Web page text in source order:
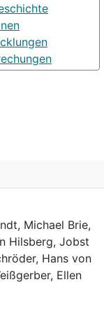
Michael Brie,
Hilsberg, Jobst
Hans von
Ellen